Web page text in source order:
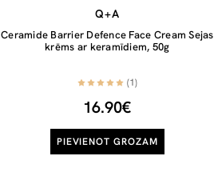
Q+A
Ceramide Barrier Defence Face Cream Sejas
krēms ar keramīdiem, 50g
(1)
16.90€
PIEVIENOT GROZAM